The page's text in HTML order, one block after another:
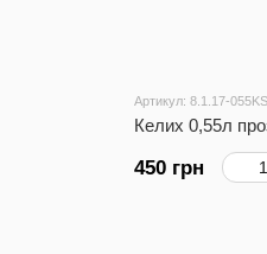
Артикул: 8.1.17-055KS
Келих 0,55л
450 грн